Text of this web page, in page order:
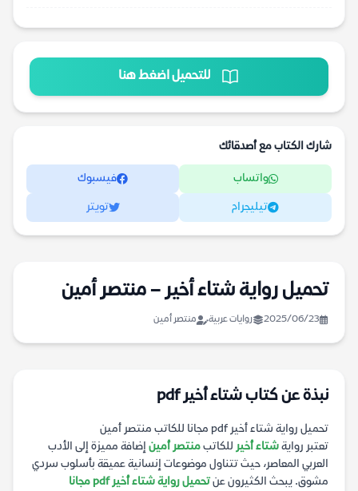
للتحميل اضغط هنا
شارك الكتاب مع أصدقائك
واتساب فيسبوك
تيليجرام تويتر
تحميل رواية شتاء أخير – منتصر أمين
2025/06/23 روايات عربية منتصر أمين
نبذة عن كتاب شتاء أخير pdf
تحميل رواية شتاء أخير pdf مجانا للكاتب منتصر أمين
تعتبر روايةشتاء أخير للكاتبمنتصر أمين إضافة مميزة إلى الأدب
العربي المعاصر، حيث تتناول موضوعات إنسانية عميقة بأسلوب سردي
مشوق. يبحث الكثيرون عنتحميل رواية شتاء أخير pdf مجانا